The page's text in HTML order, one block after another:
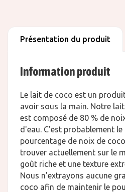
Présentation du produit
Information produit
Le lait de coco est un
avoir sous la main. Notre
est composé de 80 % de
d'eau. C'est probablement
pourcentage de noix de
trouver actuellement sur le
goût riche et une texture
Nous n'extrayons aucune
coco afin de maintenir le